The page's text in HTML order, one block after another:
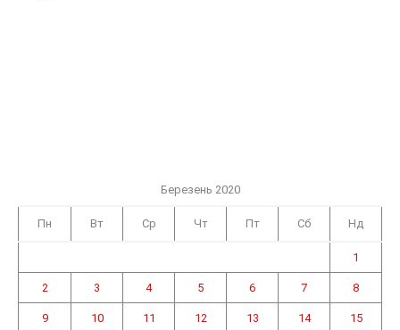
Березень 2020
Пн Вт Ср Чт Пт Сб Нд
1
2 3 4 5 6 7 8
9 10 11 12 13 14 15